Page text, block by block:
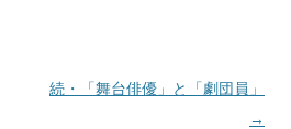
続・「舞台俳優」と「劇団員」
→